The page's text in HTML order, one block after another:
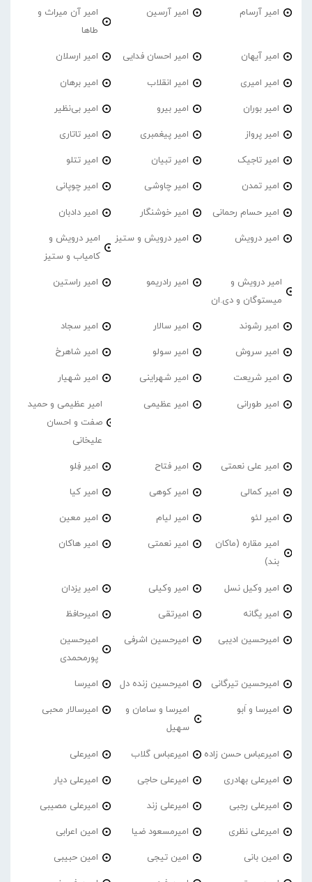
امیر آرسام امیر آرسین
امیر آن میراث و
طاها
امیر آیهان امیر احسان فدایی امیر ارسلان
امیر امیری امیر انقلاب امیر برهان
امیر‌ بوران امیر بیرو امیر بی‌نظیر
امیر پرواز امیر پیغمبری امیر تاتاری
امیر تاجیک امیر تبیان امیر تتلو
امیر تمدن امیر چاوشی امیر چوپانی
امیر حسام رحمانی امیر خوشنگار امیر دادبان
امیر درویش امیر درویش و ستیز
امیر درویش و
کامیاب و ستیز
امیر درویش و
میستوگان و دی.ان
امیر رادریمو امیر راستین
امیر رشوند امیر سالار امیر سجاد
امیر سروش امیر سولو امیر شاهرخ
امیر شریعت امیر شهراینی امیر شهیار
امیر طورانی امیر عظیمی
امیر عظیمی و حمید
صفت و احسان
علیخانی
امیر علی نعمتی امیر فتاح امیر فِلو
امیر کمالی امیر کوهی امیر کیا
امیر لئو امیر لیام امیر معین
امیر مقاره (ماکان
بند)
امیر نعمتی امیر هاکان
امیر وکیل نسل امیر وکیلی امیر یزدان
امیر یگانه امیرتقی امیرحافظ
امیرحسین ادیبی امیرحسین اشرفی
امیرحسین
پورمحمدی
امیرحسین تیرگانی امیرحسین زنده دل امیرسا
امیرسا و اَبو
امیرسا و سامان و
سهیل
امیرسالار محبی
امیرعباس حسن زاده امیرعباس گلاب امیرعلی
امیرعلی بهادری امیرعلی حاجی امیرعلی دیار
امیرعلی رجبی امیرعلی زند امیرعلی مصیبی
امیرعلی نظری امیرمسعود ضیا امین اعرابی
امین بانی امین تیجی امین حبیبی